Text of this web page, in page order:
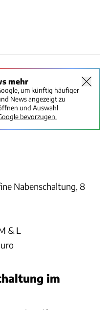
mehr
um künftig häufiger
News angezeigt zu
und Auswahl
bevorzugen.
Nabenschaltung, 8
& L
im